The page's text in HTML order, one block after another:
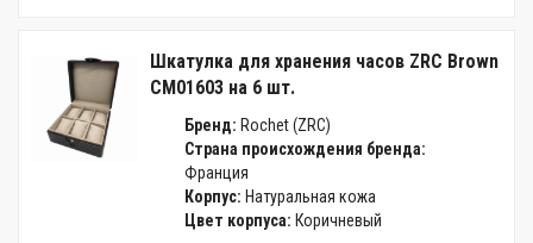
Шкатулка для хранения часов ZRC Brown
CM01603 на 6 шт.
Бренд: Rochet (ZRC)
Страна происхождения бренда:
Франция
Корпус: Натуральная кожа
Цвет корпуса: Коричневый